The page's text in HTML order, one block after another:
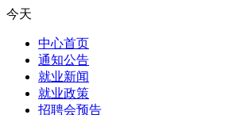
今天
中心首页
通知公告
就业新闻
就业政策
招聘会预告